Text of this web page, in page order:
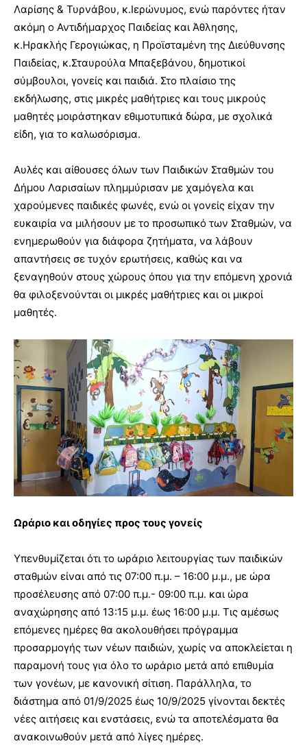
Λαρίσης & Τυρνάβου, κ.Ιερώνυμος, ενώ παρόντες ήταν
ακόμη ο Αντιδήμαρχος Παιδείας και Άθλησης,
κ.Ηρακλής Γερογιώκας, η Προϊσταμένη της Διεύθυνσης
Παιδείας, κ.Σταυρούλα Μπαξεβάνου, δημοτικοί
σύμβουλοι, γονείς και παιδιά. Στο πλαίσιο της
εκδήλωσης, στις μικρές μαθήτριες και τους μικρούς
μαθητές μοιράστηκαν εθιμοτυπικά δώρα, με σχολικά
είδη, για το καλωσόρισμα.
Αυλές και αίθουσες όλων των Παιδικών Σταθμών του
Δήμου Λαρισαίων πλημμύρισαν με χαμόγελα και
χαρούμενες παιδικές φωνές, ενώ οι γονείς είχαν την
ευκαιρία να μιλήσουν με το προσωπικό των Σταθμών, να
ενημερωθούν για διάφορα ζητήματα, να λάβουν
απαντήσεις σε τυχόν ερωτήσεις, καθώς και να
ξεναγηθούν στους χώρους όπου για την επόμενη χρονιά
θα φιλοξενούνται οι μικρές μαθήτριες και οι μικροί
μαθητές.
Ωράριο και οδηγίες προς τους γονείς
Υπενθυμίζεται ότι το ωράριο λειτουργίας των παιδικών
σταθμών είναι από τις 07:00 π.μ. – 16:00 μ.μ., με ώρα
προσέλευσης από 07:00 π.μ.- 09:00 π.μ. και ώρα
αναχώρησης από 13:15 μ.μ. έως 16:00 μ.μ. Τις αμέσως
επόμενες ημέρες θα ακολουθήσει πρόγραμμα
προσαρμογής των νέων παιδιών, χωρίς να αποκλείεται η
παραμονή τους για όλο το ωράριο μετά από επιθυμία
των γονέων, με κανονική σίτιση. Παράλληλα, το
διάστημα από 01/9/2025 έως 10/9/2025 γίνονται δεκτές
νέες αιτήσεις και ενστάσεις, ενώ τα αποτελέσματα θα
ανακοινωθούν μετά από λίγες ημέρες.